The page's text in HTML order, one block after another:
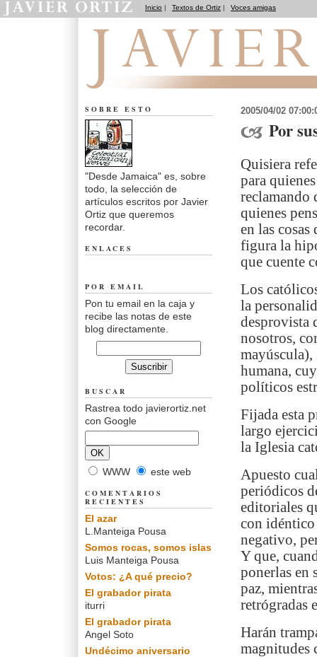
Inicio | Textos de Ortiz | Voces amigas
2005/04/02
Por
Quisiera
para
reclamando
quienes
en las cosas
figura la
que cuente
Los
la
desprovista
nosotros,
humana,
políticos
Fijada esta
largo
la Iglesia
Apuesto
periódicos
editoriales
con
negativo,
Y que,
ponerlas en
paz,
retrógradas
Harán
magnitudes
SOBRE ESTO
"Desde Jamaica" es, sobre
todo, la selección de
artículos escritos por Javier
Ortiz que queremos
recordar.
ENLACES
POR EMAIL
Pon tu email en la caja y
recibe las notas de este
blog directamente.
BUSCAR
Rastrea todo javierortiz.net
con Google
WWW este web
COMENTARIOS
RECIENTES
El azar
L.Manteiga Pousa
Somos rocas, somos islas
Luis Manteiga Pousa
Votos: ¿A qué precio?
El grabador pirata
iturri
El grabador pirata
Angel Soto
Undécimo aniversario